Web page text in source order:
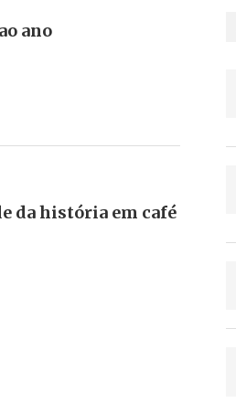
ano
da história em café